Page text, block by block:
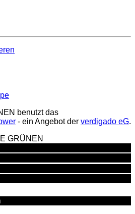
benutzt das
‐ ein Angebot der verdigado eG.